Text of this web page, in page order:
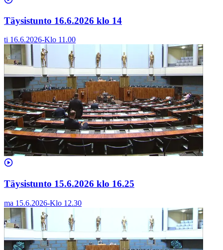
Täysistunto 16.6.2026 klo 14
ti 16.6.2026-Klo 11.00
Täysistunto 15.6.2026 klo 16.25
ma 15.6.2026-Klo 12.30